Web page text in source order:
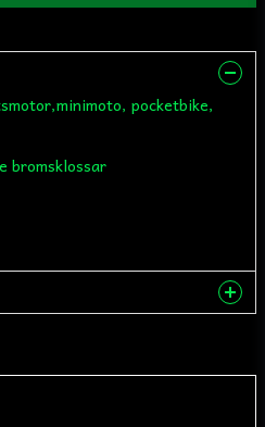
pocketbike,
bromsklossar